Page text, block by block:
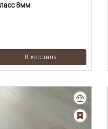
8мм
В корзину